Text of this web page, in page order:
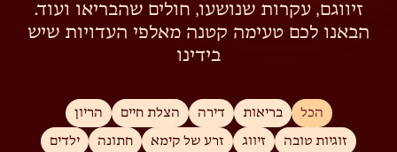
זיווגם, עקרות שנושעו, חולים שהבריאו ועוד.
הבאנו לכם טעימה קטנה מאלפי העדויות שיש
בידינו
בריאות דירה הצלת חיים
הריון
זוגיות טובה
זיווג זרע של קימא חתונה
ילדים
הכל